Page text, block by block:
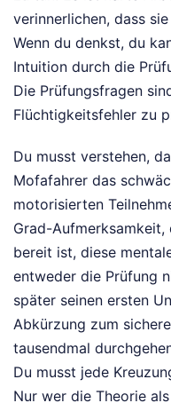
verinnerlichen, dass
Wenn du denkst, du
Intuition durch die
Die Prüfungsfragen
Flüchtigkeitsfehler zu
Du musst verstehen,
Mofafahrer das
motorisierten
Grad-
bereit ist, diese
entweder die Prüfung
später seinen ersten
Abkürzung zum
tausendmal
Du musst jede
Nur wer die Theorie